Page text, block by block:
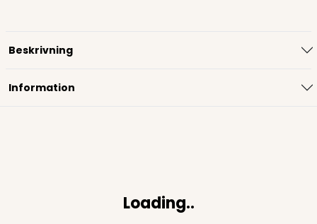
Beskrivning
Information
Loading..